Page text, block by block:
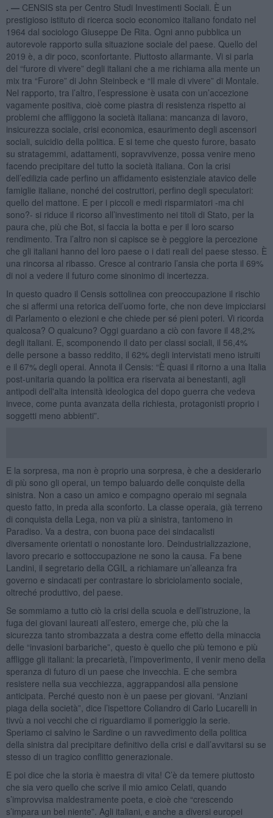
. — CENSIS sta per Centro Studi Investimenti Sociali. È un
prestigioso istituto di ricerca socio economico italiano fondato nel
1964 dal sociologo Giuseppe De Rita. Ogni anno pubblica un
autorevole rapporto sulla situazione sociale del paese. Quello del
2019 è, a dir poco, sconfortante. Piuttosto allarmante. Vi si parla
del “furore di vivere” degli italiani che a me richiama alla mente un
mix tra “Furore” di John Steinbeck e “Il male di vivere” di Montale.
Nel rapporto, tra l’altro, l’espressione è usata con un’accezione
vagamente positiva, cioè come piastra di resistenza rispetto ai
problemi che affliggono la società italiana: mancanza di lavoro,
insicurezza sociale, crisi economica, esaurimento degli ascensori
sociali, suicidio della politica. E si teme che questo furore, basato
su stratagemmi, adattamenti, sopravvivenze, possa venire meno
facendo precipitare del tutto la società italiana. Con la crisi
dell’edilizia cade perfino un affidamento esistenziale atavico delle
famiglie italiane, nonché dei costruttori, perfino degli speculatori:
quello del mattone. E per i piccoli e medi risparmiatori -ma chi
sono?- si riduce il ricorso all’investimento nei titoli di Stato, per la
paura che, più che Bot, si faccia la botta e per il loro scarso
rendimento. Tra l’altro non si capisce se è peggiore la percezione
che gli italiani hanno del loro paese o i dati reali del paese stesso. È
una rincorsa al ribasso. Cresce al contrario l’ansia che porta il 69%
di noi a vedere il futuro come sinonimo di incertezza.
In questo quadro il Censis sottolinea con preoccupazione il rischio
che si affermi una retorica dell’uomo forte, che non deve impicciarsi
di Parlamento o elezioni e che chiede per sé pieni poteri. Vi ricorda
qualcosa? O qualcuno? Oggi guardano a ciò con favore il 48,2%
degli italiani. E, scomponendo il dato per classi sociali, il 56,4%
delle persone a basso reddito, il 62% degli intervistati meno istruiti
e il 67% degli operai. Annota il Censis: “È quasi il ritorno a una Italia
post-unitaria quando la politica era riservata ai benestanti, agli
antipodi dell'alta intensità ideologica del dopo guerra che vedeva
invece, come punta avanzata della richiesta, protagonisti proprio i
soggetti meno abbienti”.
E la sorpresa, ma non è proprio una sorpresa, è che a desiderarlo
di più sono gli operai, un tempo baluardo delle conquiste della
sinistra. Non a caso un amico e compagno operaio mi segnala
questo fatto, in preda alla sconforto. La classe operaia, già terreno
di conquista della Lega, non va più a sinistra, tantomeno in
Paradiso. Va a destra, con buona pace dei sindacalisti
diversamente orientati o nonostante loro. Deindustrializzazione,
lavoro precario e sottoccupazione ne sono la causa. Fa bene
Landini, il segretario della CGIL a richiamare un’alleanza fra
governo e sindacati per contrastare lo sbriciolamento sociale,
oltreché produttivo, del paese.
Se sommiamo a tutto ciò la crisi della scuola e dell’istruzione, la
fuga dei giovani laureati all’estero, emerge che, più che la
sicurezza tanto strombazzata a destra come effetto della minaccia
delle “invasioni barbariche”, questo è quello che più temono e più
affligge gli italiani: la precarietà, l’impoverimento, il venir meno della
speranza di futuro di un paese che invecchia. E che sembra
resistere nella sua vecchiezza, aggrappandosi alla pensione
anticipata. Perché questo non è un paese per giovani. “Anziani
piaga della società”, dice l’ispettore Coliandro di Carlo Lucarelli in
tivvù a noi vecchi che ci riguardiamo il pomeriggio la serie.
Speriamo ci salvino le Sardine o un ravvedimento della politica
della sinistra dal precipitare definitivo della crisi e dall’avvitarsi su se
stesso di un tragico conflitto generazionale.
E poi dice che la storia è maestra di vita! C’è da temere piuttosto
che sia vero quello che scrive il mio amico Celati, quando
s’improvvisa maldestramente poeta, e cioè che “crescendo
s’impara un bel niente”. Agli italiani, e anche a diversi europei